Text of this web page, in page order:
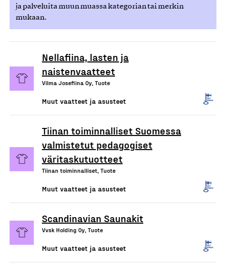
ja palveluita muun muassa kategorian tai merkin
mukaan.
Nellafiina, lasten ja
naistenvaatteet
Vilma Josefiina Oy, Tuote
Muut vaatteet ja asusteet
Tiinan toiminnalliset Suomessa
valmistetut pedagogiset
väritaskutuotteet
Tiinan toiminnalliset, Tuote
Muut vaatteet ja asusteet
Scandinavian Saunakit
Vvsk Holding Oy, Tuote
Muut vaatteet ja asusteet